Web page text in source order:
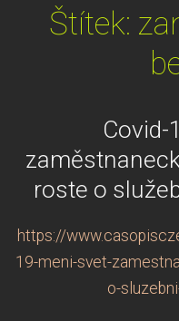
Štítek:
Covid-
roste o
https://
19-meni-svet-
o-